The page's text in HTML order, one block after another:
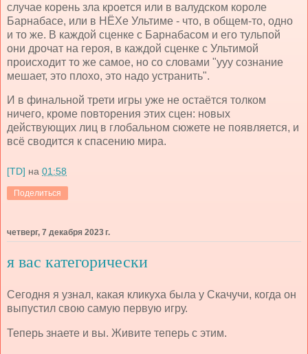
случае корень зла кроется или в валудском короле
Барнабасе, или в НЁХе Ультиме - что, в общем-то, одно
и то же. В каждой сценке с Барнабасом и его тульпой
они дрочат на героя, в каждой сценке с Ультимой
происходит то же самое, но со словами "ууу сознание
мешает, это плохо, это надо устранить".
И в финальной трети игры уже не остаётся толком
ничего, кроме повторения этих сцен: новых
действующих лиц в глобальном сюжете не появляется, и
всё сводится к спасению мира.
[TD] на 01:58
Поделиться
четверг, 7 декабря 2023 г.
я вас категорически
Сегодня я узнал, какая кликуха была у Скачучи, когда он
выпустил свою самую первую игру.
Теперь знаете и вы. Живите теперь с этим.